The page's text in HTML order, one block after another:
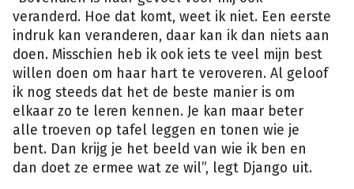
veranderd. Hoe dat komt, weet ik niet. Een eerste
indruk kan veranderen, daar kan ik dan niets aan
doen. Misschien heb ik ook iets te veel mijn best
willen doen om haar hart te veroveren. Al geloof
ik nog steeds dat het de beste manier is om
elkaar zo te leren kennen. Je kan maar beter
alle troeven op tafel leggen en tonen wie je
bent. Dan krijg je het beeld van wie ik ben en
dan doet ze ermee wat ze wil”, legt Django uit.